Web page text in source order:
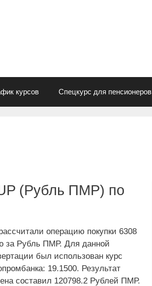
курсов Спецкурс для пенсионеров
(Рубль ПМР) по
операцию покупки 6308
за Рубль ПМР. Для данной
был использован курс
19.1500. Результат
составил 120798.2 Рублей ПМР.